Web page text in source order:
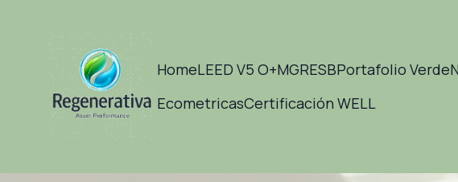
HomeLEED V5 O+MGRESBPortafolio Verde
EcometricasCertificación WELL